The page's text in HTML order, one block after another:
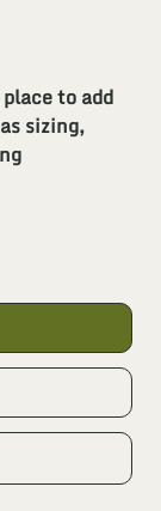
to add
sizing,